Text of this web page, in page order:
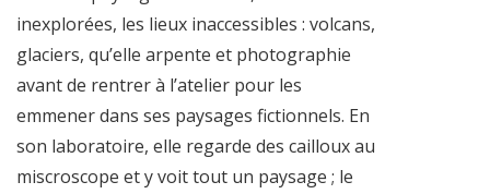
inexplorées, les lieux inaccessibles : volcans,
glaciers, qu’elle arpente et photographie
avant de rentrer à l’atelier pour les
emmener dans ses paysages fictionnels. En
son laboratoire, elle regarde des cailloux au
miscroscope et y voit tout un paysage ; le